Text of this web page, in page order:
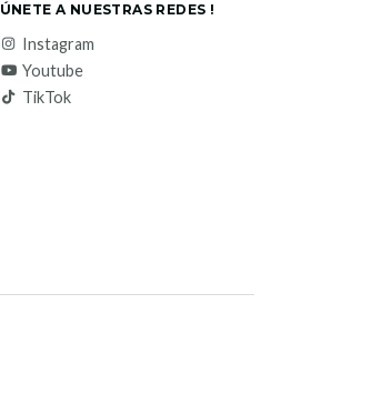
ÚNETE A NUESTRAS REDES !
Instagram
Youtube
TikTok